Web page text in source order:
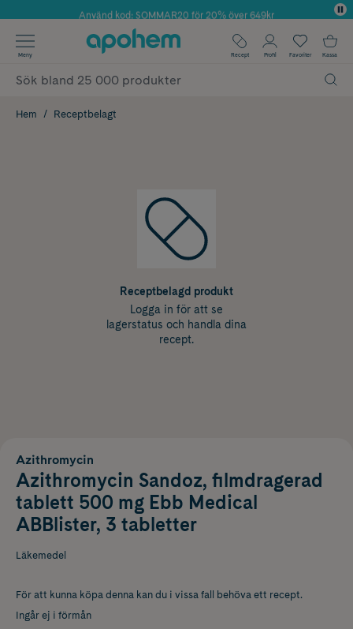
Använd kod: SOMMAR20 för 20% över 649kr
✓ Fri frakt
✓ Poäng på alla köp*
Meny Recept Profil Favoriter Kassa
Hem Receptbelagt
Receptbelagd produkt
Logga in för att se
lagerstatus och handla dina
recept.
Azithromycin
Azithromycin Sandoz, filmdragerad
tablett 500 mg Ebb Medical
ABBlister, 3 tabletter
Läkemedel
För att kunna köpa denna kan du i vissa fall behöva ett recept.
Ingår ej i förmån